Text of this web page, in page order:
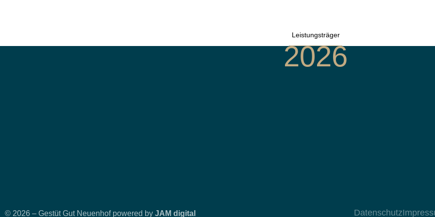
Leistungsträger
2026
© 2026 – Gestüt Gut Neuenhof powered by JAM digital Datenschutz